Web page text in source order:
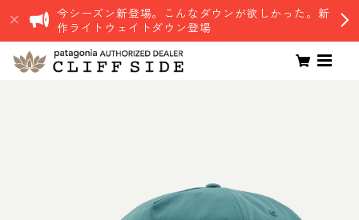
今シーズン新登場。こんなダウンが欲しかった。新
作ライトウェイトダウン登場